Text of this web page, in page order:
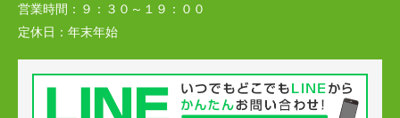
営業時間： ９：３０～１９：００
定休日： 年末年始